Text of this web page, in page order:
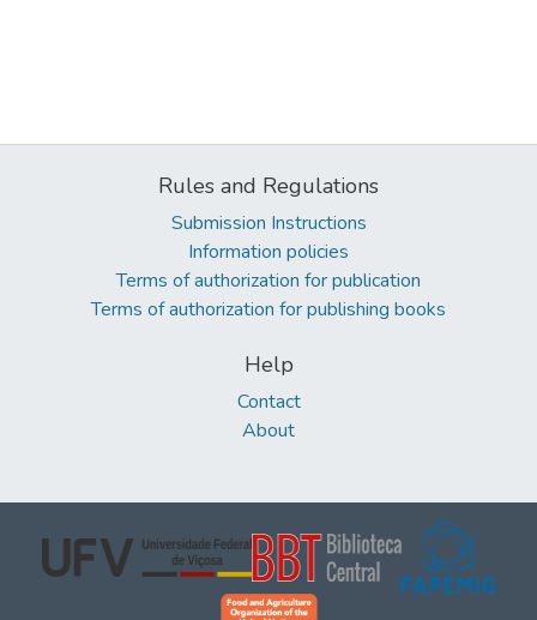
Rules and Regulations
Submission Instructions
Information policies
Terms of authorization for publication
Terms of authorization for publishing books
Help
Contact
About